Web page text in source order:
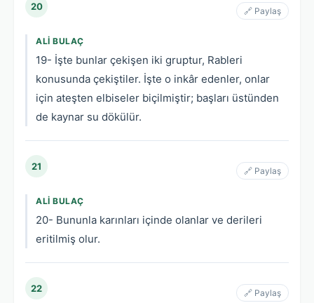
20 🔗 Paylaş
ALI BULAÇ
19- İşte bunlar çekişen iki gruptur, Rableri
konusunda çekiştiler. İşte o inkâr edenler, onlar
için ateşten elbiseler biçilmiştir; başları üstünden
de kaynar su dökülür.
21 🔗 Paylaş
ALI BULAÇ
20- Bununla karınları içinde olanlar ve derileri
eritilmiş olur.
22 🔗 Paylaş